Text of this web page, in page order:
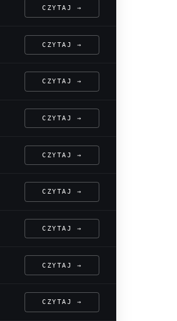
CZYTAJ →
CZYTAJ →
CZYTAJ →
CZYTAJ →
CZYTAJ →
CZYTAJ →
CZYTAJ →
CZYTAJ →
CZYTAJ →